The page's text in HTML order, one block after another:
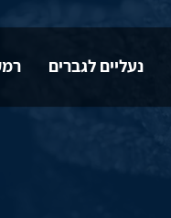
נעליים לגברים